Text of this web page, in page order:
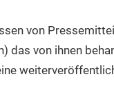
von
das von ihnen